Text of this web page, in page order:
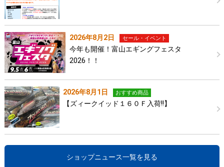
2026年8月2日 セール・イベント
今年も開催！富山エギングフェスタ
2026！！
2026年8月1日 おすすめ商品
【ズィークイッド１６０Ｆ入荷!!】
ショップニュース一覧を見る